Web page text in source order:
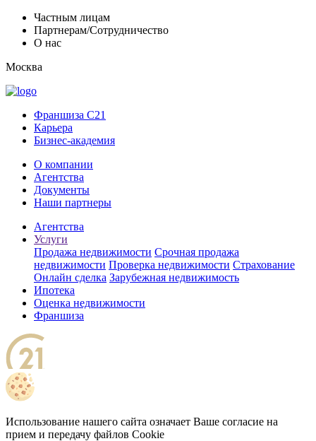
Частным лицам
Партнерам/Сотрудничество
О нас
Москва
Франшиза C21
Карьера
Бизнес-академия
О компании
Агентства
Документы
Наши партнеры
Агентства
Услуги
Продажа недвижимости Срочная продажа
недвижимости Проверка недвижимости Страхование
Онлайн сделка Зарубежная недвижимость
Ипотека
Оценка недвижимости
Франшиза
Использование нашего сайта означает Ваше согласие на
прием и передачу файлов Cookie